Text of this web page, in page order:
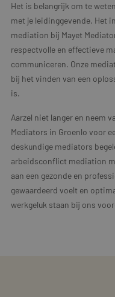
Het is belangrijk om te
met je leidinggevende. Het
mediation bij Mayet
respectvolle en effectieve
communiceren. Onze
bij het vinden van een
is.
Aarzel niet langer en neem
Mediators in Groenlo voor
deskundige mediators
arbeidsconflict mediation
aan een gezonde en
gewaardeerd voelt en
werkgeluk staan bij ons